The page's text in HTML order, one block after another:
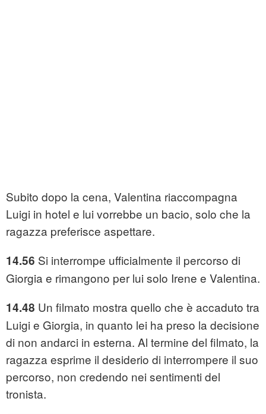
Subito dopo la cena, Valentina riaccompagna
Luigi in hotel e lui vorrebbe un bacio, solo che la
ragazza preferisce aspettare.
14.56 Si interrompe ufficialmente il percorso di
Giorgia e rimangono per lui solo Irene e Valentina.
14.48 Un filmato mostra quello che è accaduto tra
Luigi e Giorgia, in quanto lei ha preso la decisione
di non andarci in esterna. Al termine del filmato, la
ragazza esprime il desiderio di interrompere il suo
percorso, non credendo nei sentimenti del
tronista.